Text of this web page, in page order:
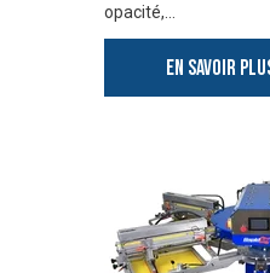
opacité,…
EN SAVOIR